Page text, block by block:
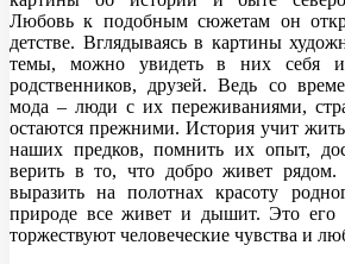
Любовь к подобным сюжетам он
детстве. Вглядываясь в картины
темы, можно увидеть в них себя
родственников, друзей. Ведь со
мода – люди с их переживаниями,
остаются прежними. История учит
наших предков, помнить их опыт,
верить в то, что добро живет рядом.
выразить на полотнах красоту
природе все живет и дышит. Это его
торжествуют человеческие чувства и